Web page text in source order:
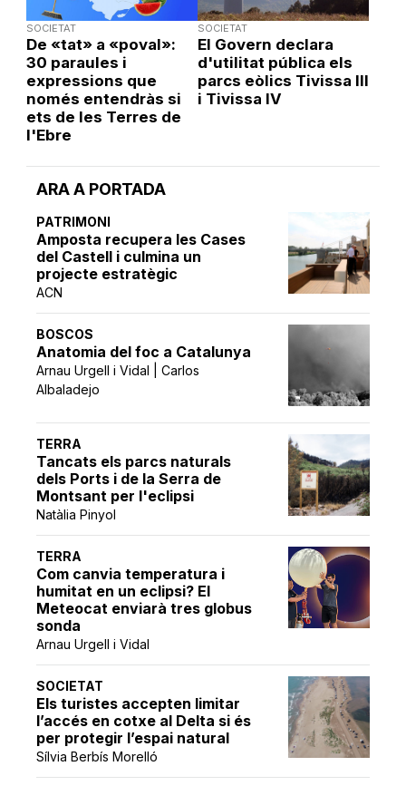
ARA A PORTADA
PATRIMONI
Amposta recupera les Cases
del Castell i culmina un
projecte estratègic
ACN
BOSCOS
Anatomia del foc a Catalunya
Arnau Urgell i Vidal | Carlos
Albaladejo
TERRA
Tancats els parcs naturals
dels Ports i de la Serra de
Montsant per l'eclipsi
Natàlia Pinyol
TERRA
Com canvia temperatura i
humitat en un eclipsi? El
Meteocat enviarà tres globus
sonda
Arnau Urgell i Vidal
SOCIETAT
Els turistes accepten limitar
l’accés en cotxe al Delta si és
per protegir l’espai natural
Sílvia Berbís Morelló
SOCIETAT
De «tat» a «poval»:
30 paraules i
expressions que
només entendràs si
ets de les Terres de
l'Ebre
SOCIETAT
El Govern declara
d'utilitat pública els
parcs eòlics Tivissa III
i Tivissa IV